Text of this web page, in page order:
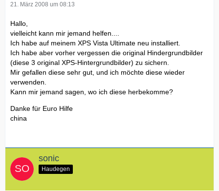
21. März 2008 um 08:13
Hallo,
vielleicht kann mir jemand helfen....
Ich habe auf meinem XPS Vista Ultimate neu installiert.
Ich habe aber vorher vergessen die original Hindergrundbilder
(diese 3 original XPS-Hintergrundbilder) zu sichern.
Mir gefallen diese sehr gut, und ich möchte diese wieder
verwenden.
Kann mir jemand sagen, wo ich diese herbekomme?
Danke für Euro Hilfe
china
sonic
Haudegen